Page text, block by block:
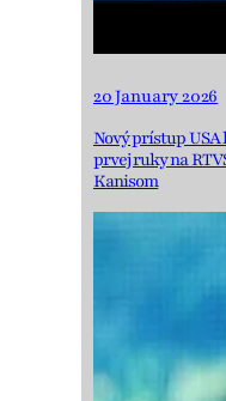
20 January 2026
Nový prístup
prvej ruky na
Kanisom